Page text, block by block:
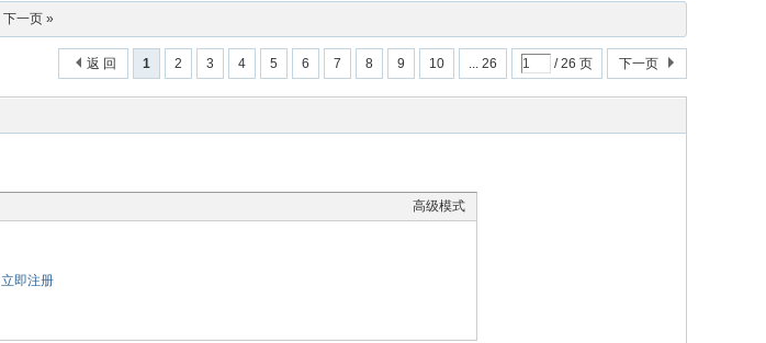
下一页 »
1 2 3 4 5 6 7 8 9 10 ... 26 / 26 页 下一页
返 回
高级模式
立即注册